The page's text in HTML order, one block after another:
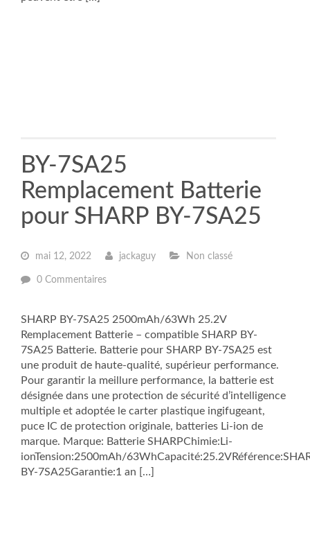
BY-7SA25
Remplacement Batterie
pour SHARP BY-7SA25
mai 12, 2022 jackaguy Non classé
0 Commentaires
SHARP BY-7SA25 2500mAh/63Wh 25.2V
Remplacement Batterie – compatible SHARP BY-
7SA25 Batterie. Batterie pour SHARP BY-7SA25 est
une produit de haute-qualité, supérieur performance.
Pour garantir la meillure performance, la batterie est
désignée dans une protection de sécurité d’intelligence
multiple et adoptée le carter plastique ingifugeant,
puce IC de protection originale, batteries Li-ion de
marque. Marque: Batterie SHARPChimie:Li-
ionTension:2500mAh/
BY-7SA25Garantie:1 an […]